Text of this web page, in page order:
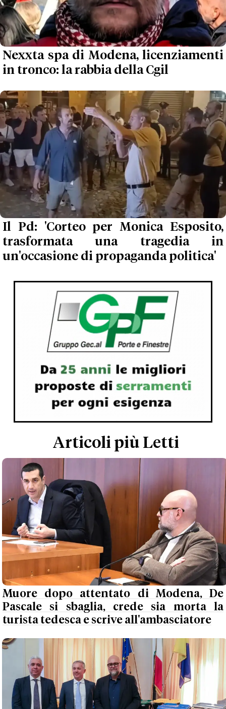
Nexxta spa di Modena, licenziamenti
in tronco: la rabbia della Cgil
Il Pd: 'Corteo per Monica Esposito,
trasformata una tragedia in
un'occasione di propaganda politica'
Articoli più Letti
Muore dopo attentato di Modena, De
Pascale si sbaglia, crede sia morta la
turista tedesca e scrive all'ambasciatore